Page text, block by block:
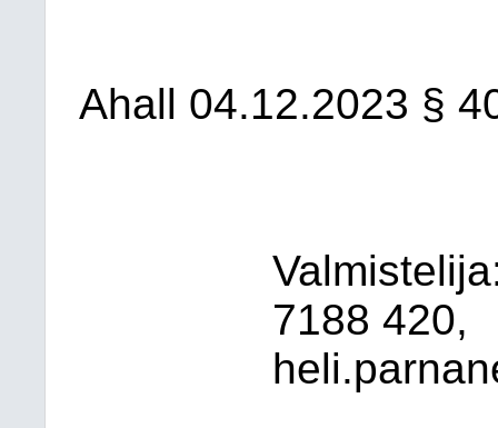
Ahall 04.12.2023 §
7188 420,